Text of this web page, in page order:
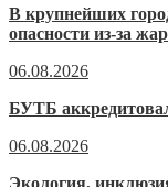
В крупнейших
опасности из-за
06.08.2026
БУТБ
06.08.2026
Экология,